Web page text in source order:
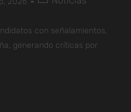
con señalamientos,
generando críticas por